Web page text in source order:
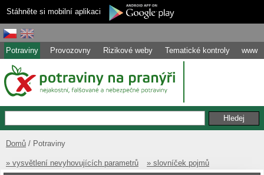
Stáhněte si mobilní aplikaci
Potraviny Provozovny Rizikové weby Tematické kontroly www
Domů Potraviny
» vysvětlení nevyhovujících parametrů » slovníček pojmů